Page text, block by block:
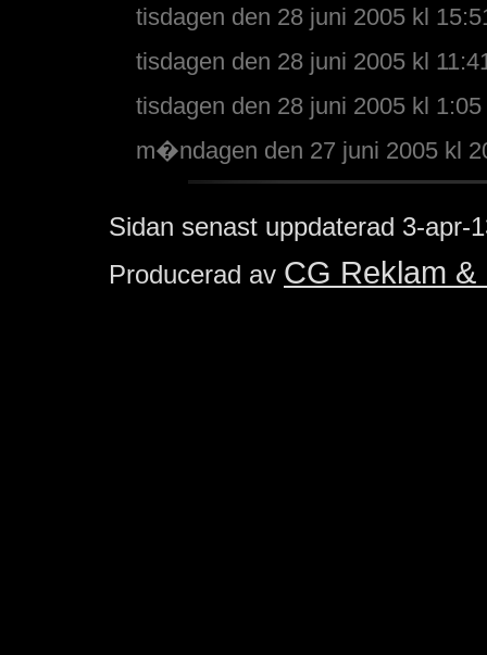
tisdagen den 28 juni 2005 kl
tisdagen den 28 juni 2005 kl
tisdagen den 28 juni 2005 kl 1:05
m�ndagen den 27 juni 2005 kl
Sidan senast uppdaterad 3-apr-
Producerad av CG Reklam &